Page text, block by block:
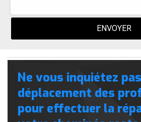
Ne vous inquiétez
déplacement des
pour effectuer la